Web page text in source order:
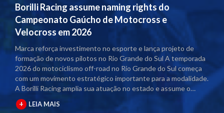
Borilli Racing assume naming rights do
Campeonato Gaúcho de Motocross e
Velocross em 2026
Marca reforça investimento no esporte e lança projeto de
formação de novos pilotos no Rio Grande do Sul A temporada
2026 do motociclismo off-road no Rio Grande do Sul começa
com um movimento estratégico importante para a modalidade.
A Borilli Racing amplia sua atuação no estado e assume o
naming rights dos principais campeonatos regionais. Com o
acordo firmado junto à Federação Gaúcha de Motociclismo
+ LEIA MAIS